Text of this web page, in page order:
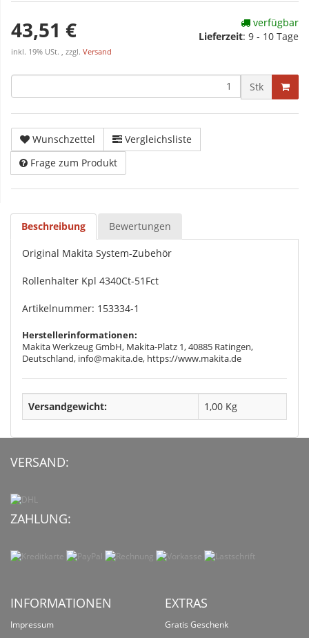
43,51 €
inkl. 19% USt. , zzgl. Versand
verfügbar
Lieferzeit: 9 - 10 Tage
Stk
Wunschzettel
Vergleichsliste
Frage zum Produkt
Beschreibung Bewertungen
Original Makita System-Zubehör
Rollenhalter Kpl 4340Ct-51Fct
Artikelnummer: 153334-1
Herstellerinformationen:
Makita Werkzeug GmbH, Makita-Platz 1, 40885 Ratingen,
Deutschland, info@makita.de, https://www.makita.de
Versandgewicht: 1,00 Kg
VERSAND:
ZAHLUNG:
INFORMATIONEN
Impressum
EXTRAS
Gratis Geschenk